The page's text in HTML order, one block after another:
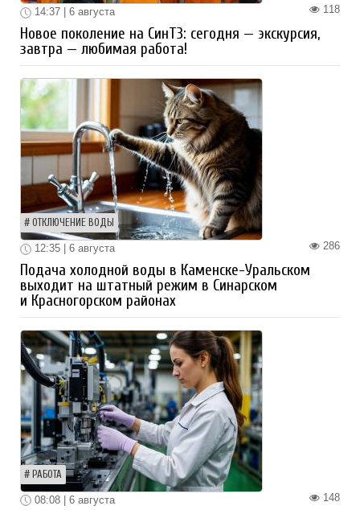
118
14:37 | 6 августа
Новое поколение на СинТЗ: сегодня — экскурсия,
завтра — любимая работа!
ОТКЛЮЧЕНИЕ ВОДЫ
286
12:35 | 6 августа
Подача холодной воды в Каменске-Уральском
выходит на штатный режим в Синарском
и Красногорском районах
РАБОТА
148
08:08 | 6 августа